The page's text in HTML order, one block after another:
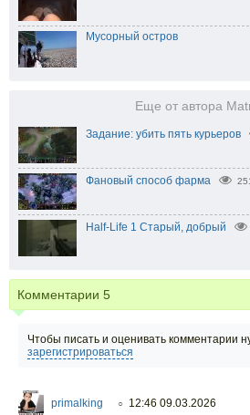
Мусорный остров
Еще от автора
Задание: убить пять курьеров
Фановый способ фарма
Half-Life 1 Старый, добрый
Комментарии 5
Чтобы писать и оценивать комментарии
зарегистрироваться
primalking ○ 12:46 09.03.2026